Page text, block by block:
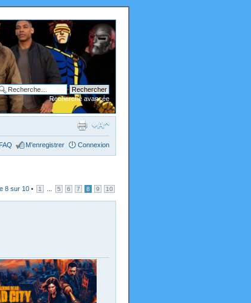
Recherche avancée
FAQ M’enregistrer Connexion
8 sur 10 • 1 5 6 7 8 9 10